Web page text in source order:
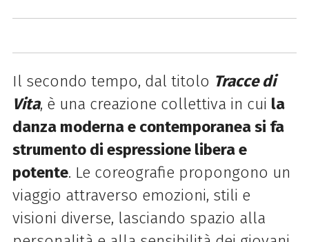
Il secondo tempo, dal titolo Tracce di
Vita, è una creazione collettiva in cui la
danza moderna e contemporanea si fa
strumento di espressione libera e
potente. Le coreografie propongono un
viaggio attraverso emozioni, stili e
visioni diverse, lasciando spazio alla